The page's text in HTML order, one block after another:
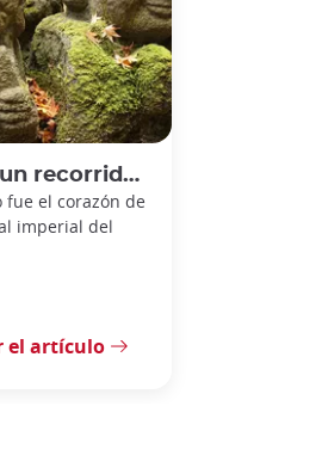
por la tradición
fue el corazón de
imperial del
el artículo